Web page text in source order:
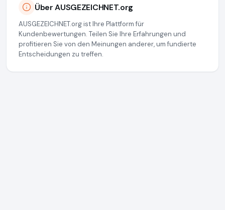
Über AUSGEZEICHNET.org
AUSGEZEICHNET.org ist Ihre Plattform für
Kundenbewertungen. Teilen Sie Ihre Erfahrungen und
profitieren Sie von den Meinungen anderer, um fundierte
Entscheidungen zu treffen.